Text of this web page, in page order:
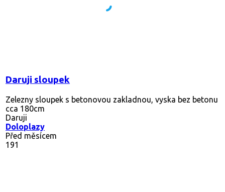
Daruji sloupek
Zelezny sloupek s betonovou zakladnou, vyska bez betonu
cca 180cm
Daruji
Doloplazy
Před měsícem
191